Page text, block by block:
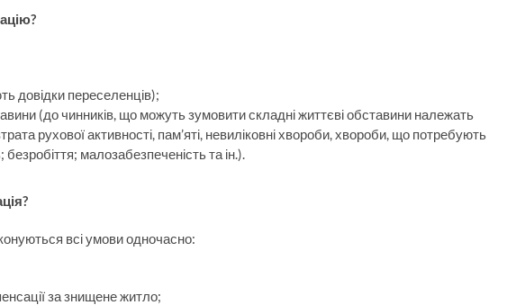
довідки переселенців);
(до чинників, що можуть зумовити складні життєві обставини належать
рухової активності, пам’яті, невиліковні хвороби, хвороби, що потребують
безробіття; малозабезпеченість та ін.).
всі умови одночасно:
за знищене житло;